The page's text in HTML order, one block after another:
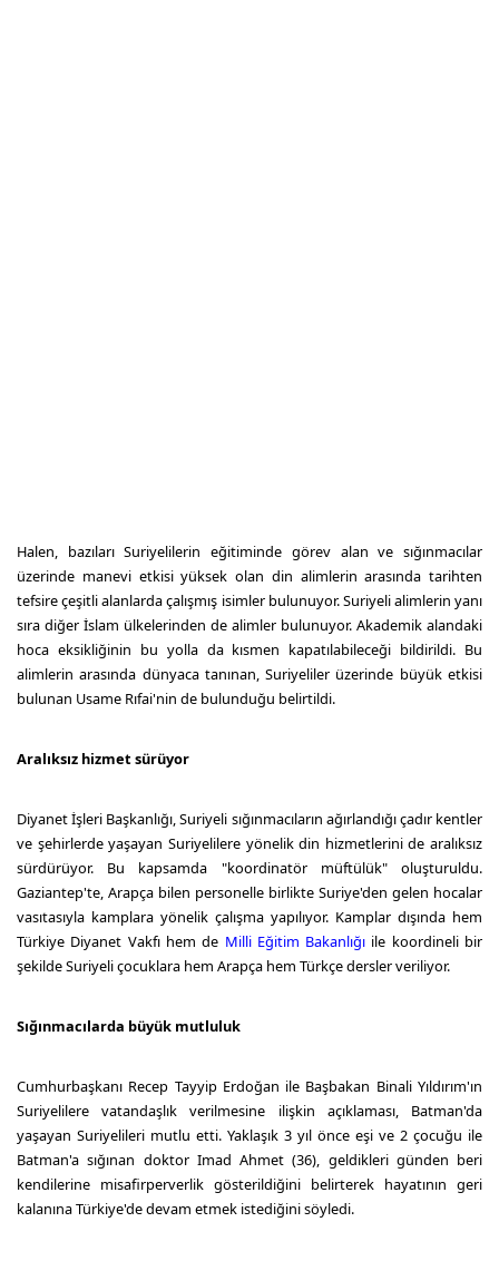
Halen, bazıları Suriyelilerin eğitiminde görev alan ve sığınmacılar
üzerinde manevi etkisi yüksek olan din alimlerin arasında tarihten
tefsire çeşitli alanlarda çalışmış isimler bulunuyor. Suriyeli alimlerin yanı
sıra diğer İslam ülkelerinden de alimler bulunuyor. Akademik alandaki
hoca eksikliğinin bu yolla da kısmen kapatılabileceği bildirildi. Bu
alimlerin arasında dünyaca tanınan, Suriyeliler üzerinde büyük etkisi
bulunan Usame Rıfai'nin de bulunduğu belirtildi.
Aralıksız hizmet sürüyor
Diyanet İşleri Başkanlığı, Suriyeli sığınmacıların ağırlandığı çadır kentler
ve şehirlerde yaşayan Suriyelilere yönelik din hizmetlerini de aralıksız
sürdürüyor. Bu kapsamda "koordinatör müftülük" oluşturuldu.
Gaziantep'te, Arapça bilen personelle birlikte Suriye'den gelen hocalar
vasıtasıyla kamplara yönelik çalışma yapılıyor. Kamplar dışında hem
Türkiye Diyanet Vakfı hem de Milli Eğitim Bakanlığı ile koordineli bir
şekilde Suriyeli çocuklara hem Arapça hem Türkçe dersler veriliyor.
Sığınmacılarda büyük mutluluk
Cumhurbaşkanı Recep Tayyip Erdoğan ile Başbakan Binali Yıldırım'ın
Suriyelilere vatandaşlık verilmesine ilişkin açıklaması, Batman'da
yaşayan Suriyelileri mutlu etti. Yaklaşık 3 yıl önce eşi ve 2 çocuğu ile
Batman'a sığınan doktor Imad Ahmet (36), geldikleri günden beri
kendilerine misafirperverlik gösterildiğini belirterek hayatının geri
kalanına Türkiye'de devam etmek istediğini söyledi.